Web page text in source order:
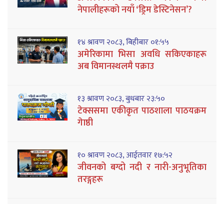
नेपालीहरूको नयाँ ‘ड्रिम डेस्टिनेसन’?
१४ श्रावण २०८३, बिहीबार ०१:५५
अमेरिकामा भिसा अवधि सकिएकाहरू
अब विमानस्थलमै पक्राउ
१३ श्रावण २०८३, बुधबार २३:५०
टेक्ससमा एकीकृत पाठशाला पाठयक्रम
गेाष्ठी
१० श्रावण २०८३, आईतवार १७:५२
जीवनको बग्दो नदी र नारी-अनुभूतिका
तरङ्गहरू